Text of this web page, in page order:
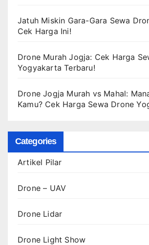
Jatuh Miskin Gara-Gara Sewa
Cek Harga Ini!
Drone Murah Jogja: Cek Harga
Yogyakarta Terbaru!
Drone Jogja Murah vs Mahal:
Kamu? Cek Harga Sewa Drone
Categories
Artikel Pilar
Drone – UAV
Drone Lidar
Drone Light Show